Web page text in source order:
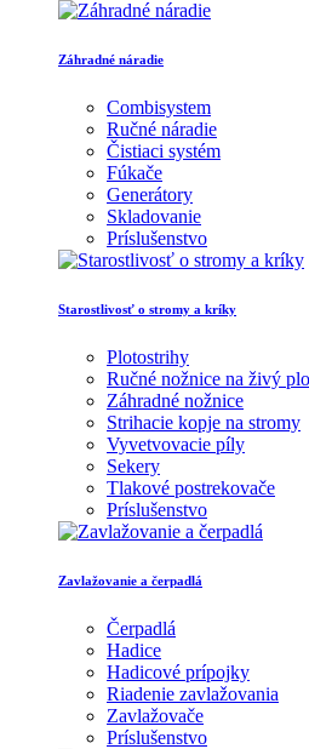
Záhradné náradie
Combisystem
Ručné náradie
Čistiaci systém
Fúkače
Generátory
Skladovanie
Príslušenstvo
Starostlivosť o stromy a kríky
Plotostrihy
Ručné nožnice na živý
Záhradné nožnice
Strihacie kopje na stromy
Vyvetvovacie píly
Sekery
Tlakové postrekovače
Príslušenstvo
Zavlažovanie a čerpadlá
Čerpadlá
Hadice
Hadicové prípojky
Riadenie zavlažovania
Zavlažovače
Príslušenstvo